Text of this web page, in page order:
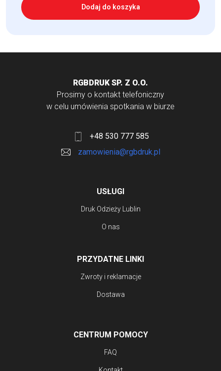
Dodaj do koszyka
RGBDRUK SP. Z O.O.
Prosimy o kontakt telefoniczny
w celu umówienia spotkania w biurze
+48 530 777 585
zamowienia@rgbdruk.pl
USŁUGI
Druk Odzieży Lublin
O nas
PRZYDATNE LINKI
Zwroty i reklamacje
Dostawa
CENTRUM POMOCY
FAQ